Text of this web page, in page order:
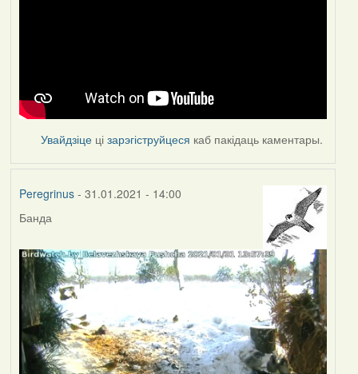
Увайдзіце цізарэгіструйцеся каб пакідаць каментары.
Peregrinus- 31.01.2021 - 14:00
Банда